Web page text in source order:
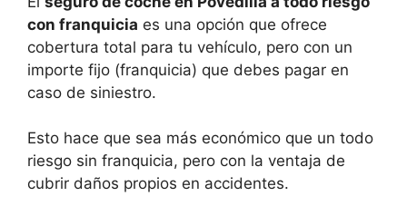
con franquicia es una opción que ofrece
cobertura total para tu vehículo, pero con un
importe fijo (franquicia) que debes pagar en
caso de siniestro.
Esto hace que sea más económico que un todo
riesgo sin franquicia, pero con la ventaja de
cubrir daños propios en accidentes.